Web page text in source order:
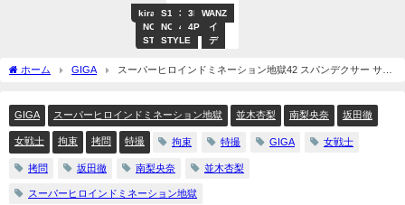
VR
専
用
S1
NO.1
STYLE
kira☆kira
S1
NO.1
STYLE
3P・
4P
3P・
4P
ア
イ
デ
ポ
WANZ
ホーム GIGA
スーパーヒロインドミネーション地獄42 スパンデクサー サン
GIGA スーパーヒロインドミネーション地獄 並木杏梨 南梨央奈 坂田徹
女戦士 拘束 拷問 特撮 拘束 特撮 GIGA 女戦士
拷問 坂田徹 南梨央奈 並木杏梨
スーパーヒロインドミネーション地獄